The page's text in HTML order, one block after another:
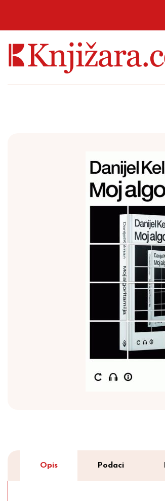
Opis Podaci